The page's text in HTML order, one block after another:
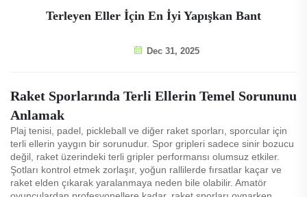
Terleyen Eller İçin En İyi Yapışkan Bant
Dec 31, 2025
Raket Sporlarında Terli Ellerin Temel Sorununu
Anlamak
Plaj tenisi, padel, pickleball ve diğer raket sporları, sporcular için
terli ellerin yaygın bir sorunudur. Spor gripleri sadece sinir bozucu
değil, raket üzerindeki terli gripler performansı olumsuz etkiler.
Şotları kontrol etmek zorlaşır, yoğun rallilerde fırsatlar kaçar ve
raket elden çıkarak yaralanmaya neden bile olabilir. Amatör